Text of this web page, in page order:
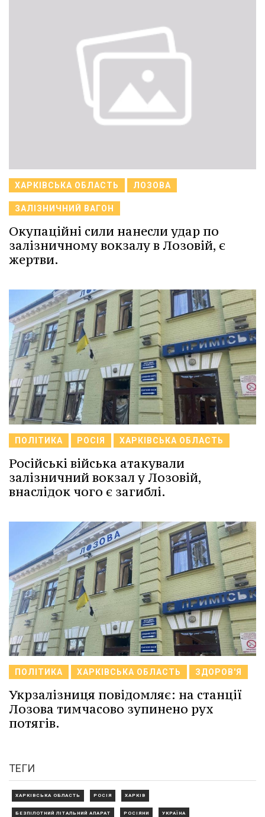
ХАРКІВСЬКА ОБЛАСТЬ ЛОЗОВА
ЗАЛІЗНИЧНИЙ ВАГОН
Окупаційні сили нанесли удар по
залізничному вокзалу в Лозовій, є
жертви.
ПОЛІТИКА РОСІЯ ХАРКІВСЬКА ОБЛАСТЬ
Російські війська атакували
залізничний вокзал у Лозовій,
внаслідок чого є загиблі.
ПОЛІТИКА ХАРКІВСЬКА ОБЛАСТЬ ЗДОРОВ'Я
Укрзалізниця повідомляє: на станції
Лозова тимчасово зупинено рух
потягів.
ТЕГИ
ХАРКІВСЬКА ОБЛАСТЬ РОСІЯ ХАРКІВ
БЕЗПІЛОТНИЙ ЛІТАЛЬНИЙ АПАРАТ РОСІЯНИ УКРАЇНА